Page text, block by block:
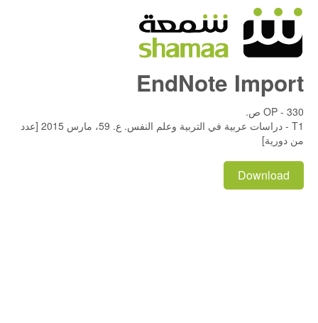
EndNote Import
OP - 330 ص.
T1 - دراسات عربية في التربية وعلم النفس. ع. 59، مارس 2015 [عدد
من دورية]
Download